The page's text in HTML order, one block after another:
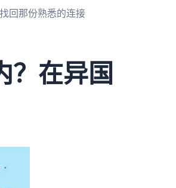
回那份熟悉的连接
？在异国